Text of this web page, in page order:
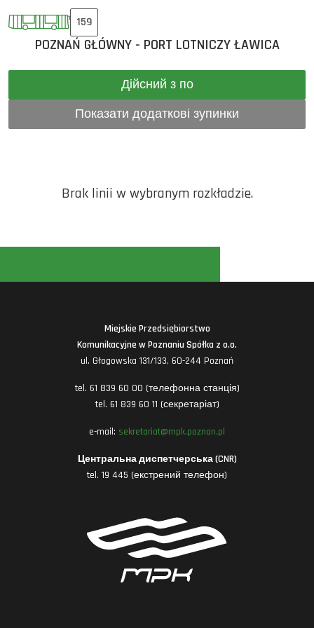
159
POZNAŃ GŁÓWNY - PORT LOTNICZY ŁAWICA
Дійсний з по
Показати додаткові зупинки
Brak linii w wybranym rozkładzie.
Miejskie Przedsiębiorstwo
Komunikacyjne w Poznaniu Spółka z o.o.
ul. Głogowska 131/133, 60-244 Poznań
tel. 61 839 60 00 (телефонна станція)
tel. 61 839 60 11 (секретаріат)
e-mail: sekretariat@mpk.poznan.pl
Центральна диспетчерська (CNR)
tel. 19 445 (екстрений телефон)